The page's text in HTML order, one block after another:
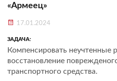
«Армеец»
17.01.2024
ЗАДАЧА:
Компенсировать неучтенные
восстановление
транспортного средства.